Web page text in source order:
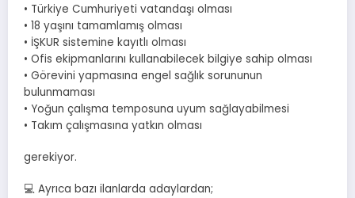
• Türkiye Cumhuriyeti vatandaşı olması
• 18 yaşını tamamlamış olması
• İŞKUR sistemine kayıtlı olması
• Ofis ekipmanlarını kullanabilecek bilgiye sahip olması
• Görevini yapmasına engel sağlık sorununun
bulunmaması
• Yoğun çalışma temposuna uyum sağlayabilmesi
• Takım çalışmasına yatkın olması
gerekiyor.
💻 Ayrıca bazı ilanlarda adaylardan;